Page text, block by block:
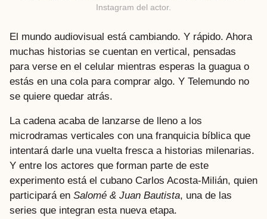
Instagram del actor.
El mundo audiovisual está cambiando. Y rápido. Ahora
muchas historias se cuentan en vertical, pensadas
para verse en el celular mientras esperas la guagua o
estás en una cola para comprar algo. Y Telemundo no
se quiere quedar atrás.
La cadena acaba de lanzarse de lleno a los
microdramas verticales con una franquicia bíblica que
intentará darle una vuelta fresca a historias milenarias.
Y entre los actores que forman parte de este
experimento está el cubano Carlos Acosta-Milián, quien
participará en Salomé & Juan Bautista, una de las
series que integran esta nueva etapa.